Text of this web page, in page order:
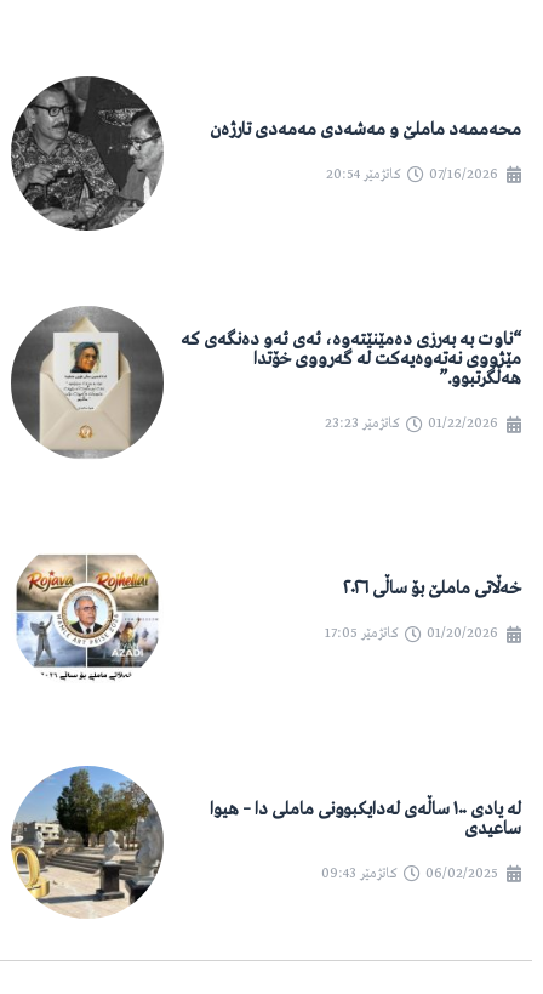
محەممەد ماملێ و مەشەدی مەمەدی تارژەن
07/16/2026 کاتژمێر 20:54
“ناوت بە بەرزی دەمێنێتەوە، ئەی ئەو دەنگەی کە
مێژووی نەتەوەیەکت لە گەرووی خۆتدا
هەڵگرتبوو.”
01/22/2026 کاتژمێر 23:23
خەڵاتی ماملێ بۆ ساڵی ٢٠٢٦
01/20/2026 کاتژمێر 17:05
لە یادی ١٠٠ ساڵەی لەدایکبوونی ماملی دا – هیوا
ساعیدی
06/02/2025 کاتژمێر 09:43